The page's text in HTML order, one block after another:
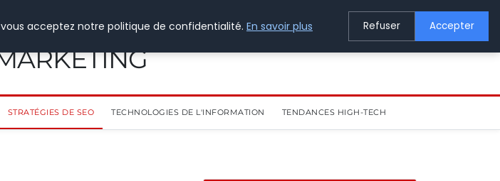
STRATÉGIES DE SEO TECHNOLOGIES DE L'INFORMATION TENDANCES HIGH-TECH
acceptez notre politique de confidentialité. En savoir plus Refuser Accepter